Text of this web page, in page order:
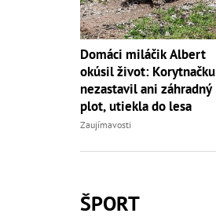
Domáci miláčik Albert
okúsil život: Korytnačku
nezastavil ani záhradný
plot, utiekla do lesa
Zaujímavosti
ŠPORT